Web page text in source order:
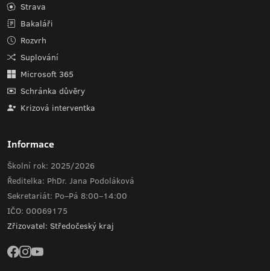
Strava
Bakaláři
Rozvrh
Suplování
Microsoft 365
Schránka důvěry
Krizová interventka
Informace
Školní rok: 2025/2026
Ředitelka: PhDr. Jana Podoláková
Sekretariát: Po–Pá 8:00–14:00
IČO: 00069175
Zřizovatel: Středočeský kraj